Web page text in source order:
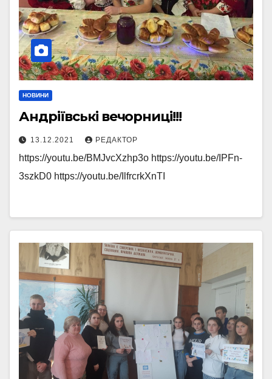
НОВИНИ
Андріївські вечорниці!!!
13.12.2021 РЕДАКТОР
https://youtu.be/BMJvcXzhp3o https://youtu.be/IPFn-
3szkD0 https://youtu.be/IlfrcrkXnTI